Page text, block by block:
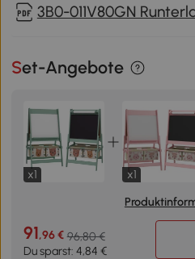
3B0-011V80GN
Set-Angebote
x1
x1
91,96 € 96,80 €
Du sparst: 4,84 €